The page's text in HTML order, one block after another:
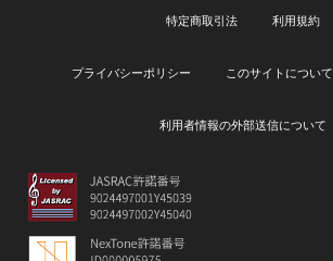
特定商取引法 利用規約
プライバシーポリシー このサイトについて
利用者情報の外部送信について